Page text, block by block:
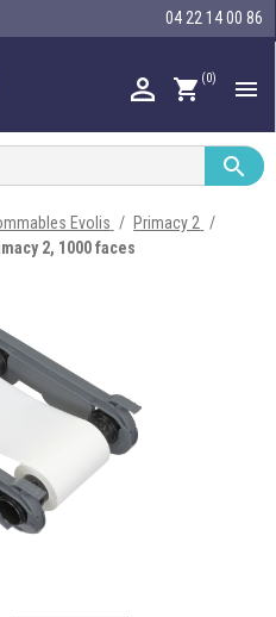
04 22 14 00 86
 shopping_cart (0) 


Evolis
Primacy 2
2, 1000 faces